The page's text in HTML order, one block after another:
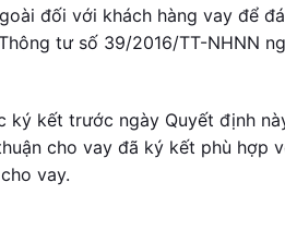
đối với khách hàng vay để
tư số 39/2016/TT-NHNN
ký kết trước ngày Quyết định
cho vay đã ký kết phù hợp
vay.